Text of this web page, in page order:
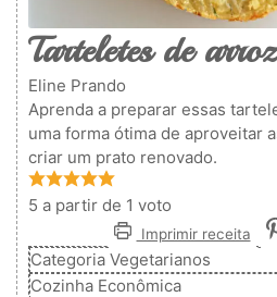
Tarteletes de
Eline Prando
Aprenda a preparar essas
uma forma ótima de aproveitar
criar um prato renovado.
5 a partir de 1 voto
Imprimir receita
CategoriaVegetarianos
Cozinha Econômica